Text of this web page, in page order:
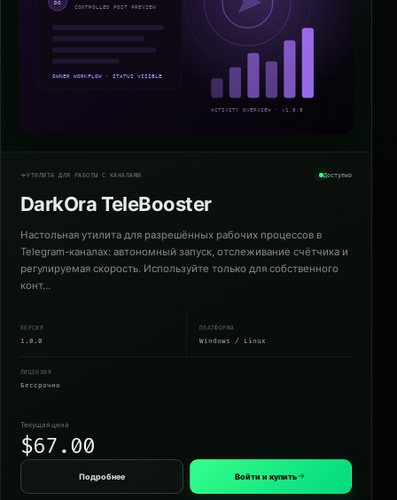
УТИЛИТА ДЛЯ РАБОТЫ С КАНАЛАМИ Доступно
DarkOra TeleBooster
Настольная утилита для разрешённых рабочих процессов в
Telegram-каналах: автономный запуск, отслеживание счётчика и
регулируемая скорость. Используйте только для собственного
конт…
ВЕРСИЯ
1.0.0
ПЛАТФОРМА
Windows / Linux
ЛИЦЕНЗИЯ
Бессрочно
Текущая цена
$67.00
Подробнее Войти и купить